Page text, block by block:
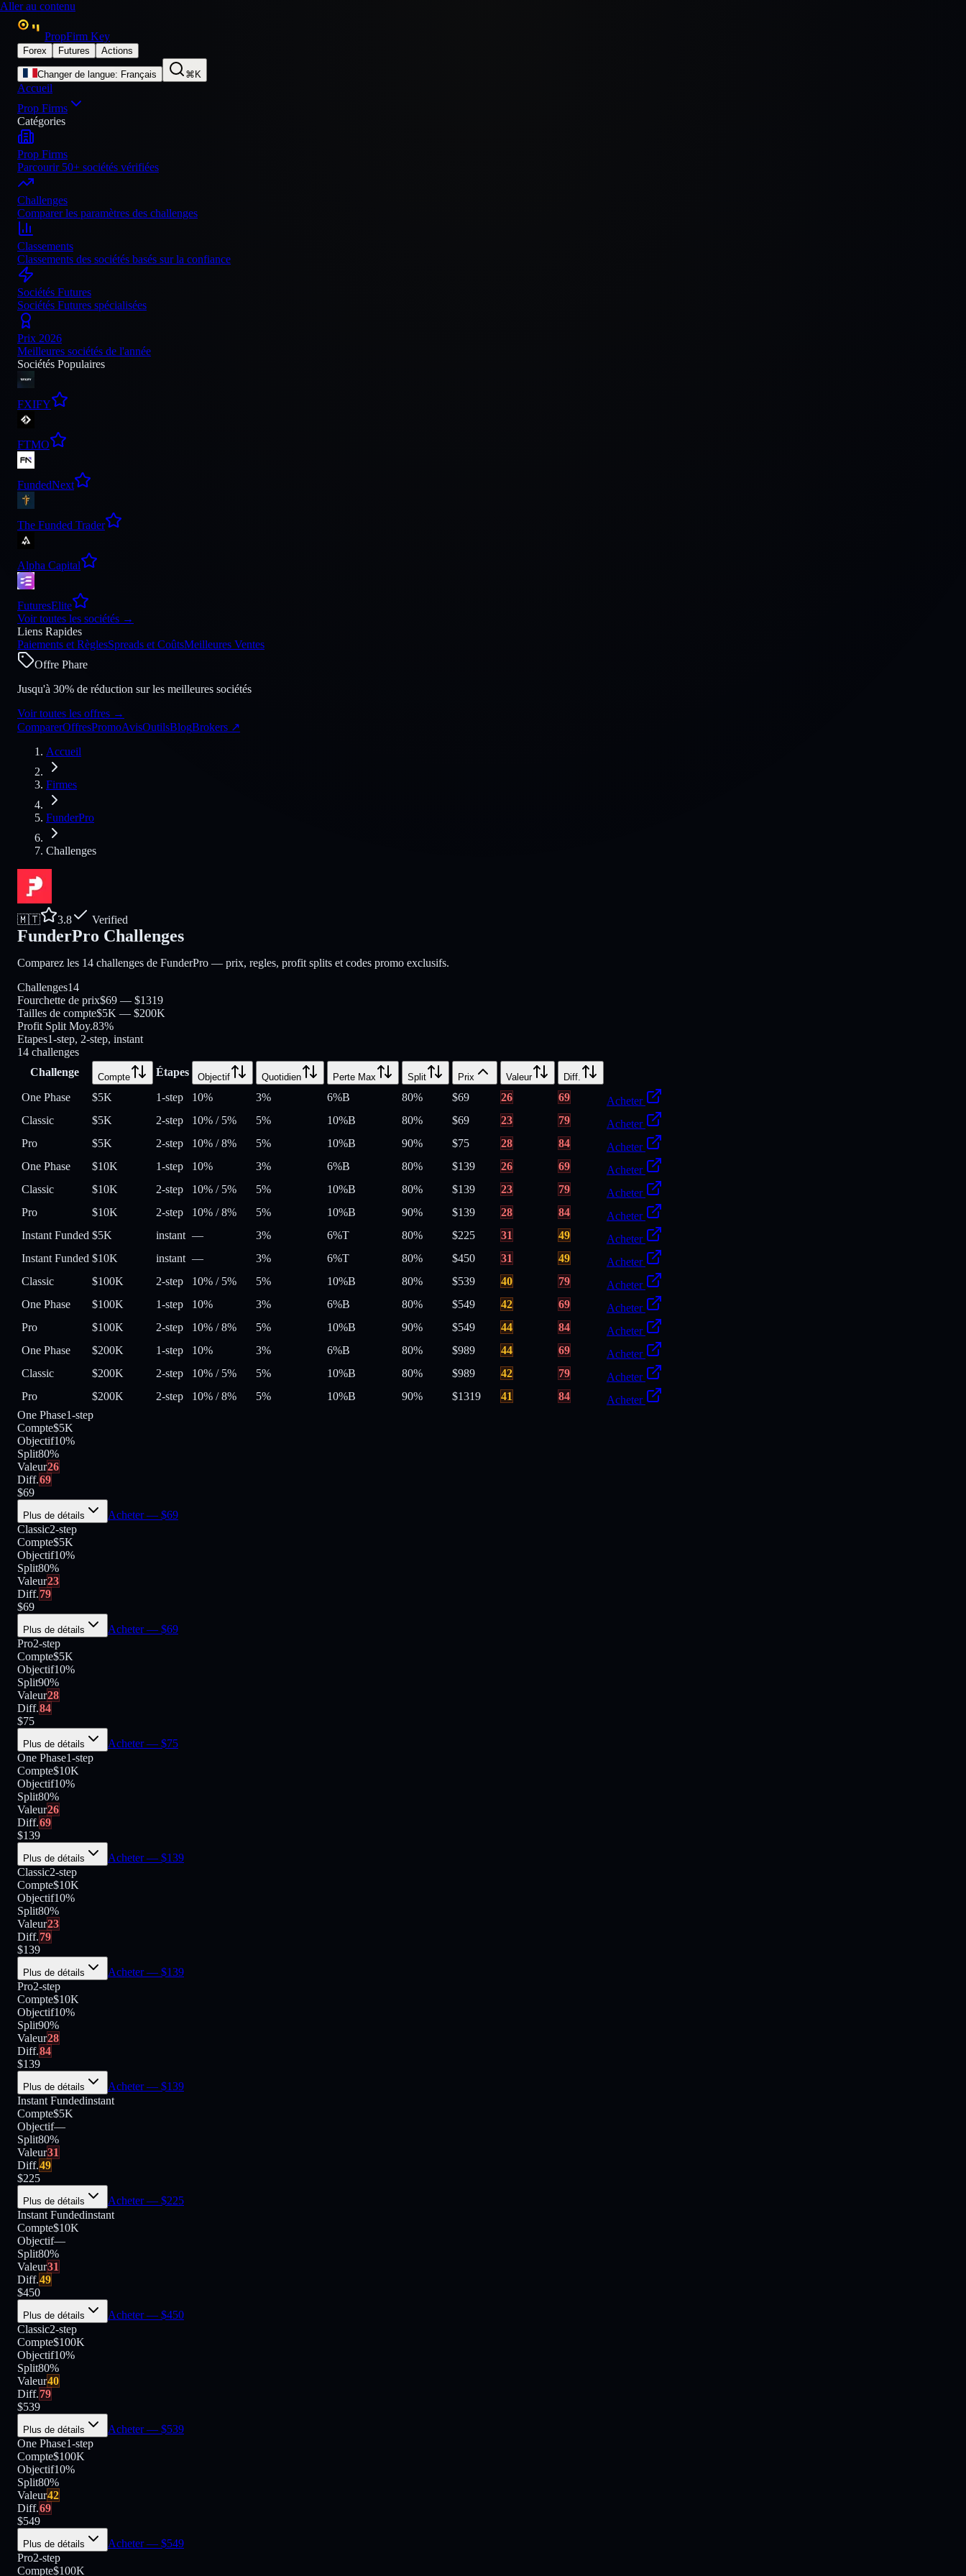
Aller au contenu
PropFirm Key
Forex Futures Actions
Changer de langue: Français ⌘K
Accueil
Prop Firms
Catégories
Prop Firms
Parcourir 50+ sociétés vérifiées
Challenges
Comparer les paramètres des challenges
Classements
Classements des sociétés basés sur la confiance
Sociétés Futures
Sociétés Futures spécialisées
Prix 2026
Meilleures sociétés de l'année
Sociétés Populaires
FXIFY
FTMO
FundedNext
The Funded Trader
Alpha Capital
FuturesElite
Voir toutes les sociétés →
Liens Rapides
Paiements et RèglesSpreads et CoûtsMeilleures Ventes
Offre Phare
Jusqu'à 30% de réduction sur les meilleures sociétés
Voir toutes les offres →
ComparerOffresPromoAvisOutilsBlogBrokers ↗
Accueil
Firmes
FunderPro
Challenges
🇲🇹 3.8 Verified
FunderPro Challenges
Comparez les 14 challenges de FunderPro — prix, regles, profit splits et codes promo exclusifs.
Challenges14
Fourchette de prix$69 — $1319
Tailles de compte$5K — $200K
Profit Split Moy.83%
Etapes1-step, 2-step, instant
14 challenges
Challenge
Compte Étapes Objectif Quotidien Perte Max Split Prix Valeur Diff.
One Phase $5K 1-step 10% 3% 6%B 80% $69 26 69
Acheter
Classic
$5K 2-step 10% / 5% 5% 10%B 80% $69 23 79
Acheter
Pro
$5K 2-step 10% /8% 5% 10%B 90% $75 28 84
Acheter
One Phase
$10K 1-step 10% 3% 6%B 80% $139 26 69
Acheter
Classic
$10K 2-step 10% / 5% 5% 10%B 80% $139 23 79
Acheter
Pro
$10K 2-step 10% /8% 5% 10%B 90% $139 28 84
Acheter
Instant Funded $5K instant — 3% 6%T 80% $225 31 49
Acheter
Instant Funded $10K instant — 3% 6%T 80% $450 31 49
Acheter
Classic
$100K 2-step 10% / 5% 5% 10%B 80% $539 40 79
Acheter
One Phase
$100K 1-step 10% 3% 6%B 80% $549 42 69
Acheter
Pro
$100K 2-step 10% /8% 5% 10%B 90% $549 44 84
Acheter
One Phase
$200K 1-step 10% 3% 6%B 80% $989 44 69
Acheter
Classic
$200K 2-step 10% / 5% 5% 10%B 80% $989 42 79
Acheter
Pro
$200K 2-step 10% /8% 5% 10%B 90% $1319 41 84
Acheter
One Phase1-step
Compte$5K
Objectif10%
Split80%
Valeur26
Diff.69
$69
Plus de détails Acheter— $69
Classic2-step
Compte$5K
Objectif10%
Split80%
Valeur23
Diff.79
$69
Plus de détails Acheter— $69
Pro2-step
Compte$5K
Objectif10%
Split90%
Valeur28
Diff.84
$75
Plus de détails Acheter— $75
One Phase1-step
Compte$10K
Objectif10%
Split80%
Valeur26
Diff.69
$139
Plus de détails Acheter— $139
Classic2-step
Compte$10K
Objectif10%
Split80%
Valeur23
Diff.79
$139
Plus de détails Acheter— $139
Pro2-step
Compte$10K
Objectif10%
Split90%
Valeur28
Diff.84
$139
Plus de détails Acheter— $139
Instant Fundedinstant
Compte$5K
Objectif—
Split80%
Valeur31
Diff.49
$225
Plus de détails Acheter— $225
Instant Fundedinstant
Compte$10K
Objectif—
Split80%
Valeur31
Diff.49
$450
Plus de détails Acheter— $450
Classic2-step
Compte$100K
Objectif10%
Split80%
Valeur40
Diff.79
$539
Plus de détails Acheter— $539
One Phase1-step
Compte$100K
Objectif10%
Split80%
Valeur42
Diff.69
$549
Plus de détails Acheter— $549
Pro2-step
Compte$100K